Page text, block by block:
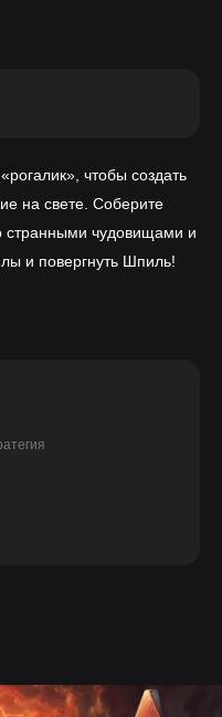
чтобы создать
на свете. Соберите
странными чудовищами и
и повергнуть Шпиль!